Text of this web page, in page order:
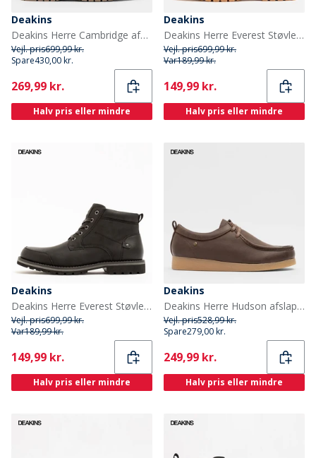
Deakins
Deakins Herre Cambridge afslappede sko Brun
Vejl. pris699,99 kr.
Spare430,00 kr.
Current
269,99 kr.
Halv pris eller mindre
Deakins
Deakins Herre Everest Støvler Mellem Brun
Vejl. pris699,99 kr.
Var189,99 kr.
Current
149,99 kr.
Halv pris eller mindre
Deakins
Deakins Herre Everest Støvler Sort
Vejl. pris699,99 kr.
Var189,99 kr.
Current
149,99 kr.
Halv pris eller mindre
Deakins
Deakins Herre Hudson afslappede sko Brun
Vejl. pris528,99 kr.
Spare279,00 kr.
Current
249,99 kr.
Halv pris eller mindre